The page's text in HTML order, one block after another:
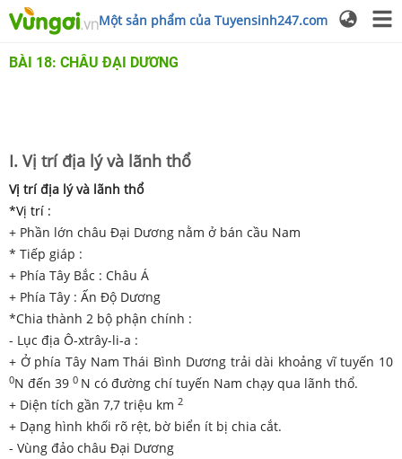
Một sản phẩm của Tuyensinh247.com
BÀI 18: CHÂU ĐẠI DƯƠNG
I. Vị trí địa lý và lãnh thổ
Vị trí địa lý và lãnh thổ
*Vị trí :
+ Phần lớn châu Đại Dương nằm ở bán cầu Nam
* Tiếp giáp :
+ Phía Tây Bắc : Châu Á
+ Phía Tây : Ấn Độ Dương
*Chia thành 2 bộ phận chính :
- Lục địa Ô-xtrây-li-a :
+ Ở phía Tây Nam Thái Bình Dương trải dài khoảng vĩ tuyến 10
0N đến 39 0 N có đường chí tuyến Nam chạy qua lãnh thổ.
+ Diện tích gần 7,7 triệu km 2
+ Dạng hình khối rõ rệt, bờ biển ít bị chia cắt.
- Vùng đảo châu Đại Dương